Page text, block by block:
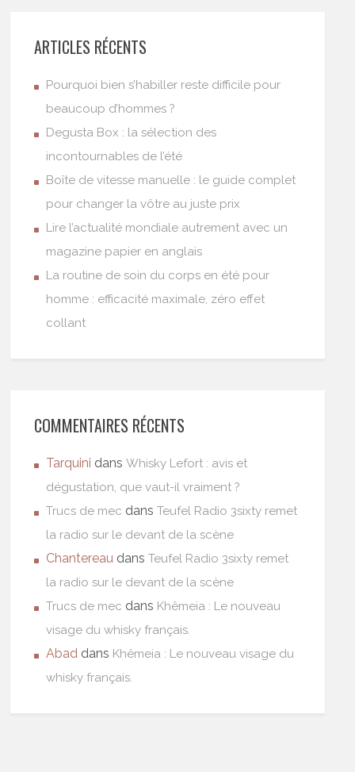
ARTICLES RÉCENTS
Pourquoi bien s’habiller reste difficile pour
beaucoup d’hommes ?
Degusta Box : la sélection des
incontournables de l’été
Boîte de vitesse manuelle : le guide complet
pour changer la vôtre au juste prix
Lire l’actualité mondiale autrement avec un
magazine papier en anglais
La routine de soin du corps en été pour
homme : efficacité maximale, zéro effet
collant
COMMENTAIRES RÉCENTS
Tarquini dansWhisky Lefort : avis et
dégustation, que vaut-il vraiment ?
Trucs de mec dansTeufel Radio 3sixty remet
la radio sur le devant de la scène
Chantereau dansTeufel Radio 3sixty remet
la radio sur le devant de la scène
Trucs de mec dans Khêmeia : Le nouveau
visage du whisky français.
Abad dans Khêmeia : Le nouveau visage du
whisky français.